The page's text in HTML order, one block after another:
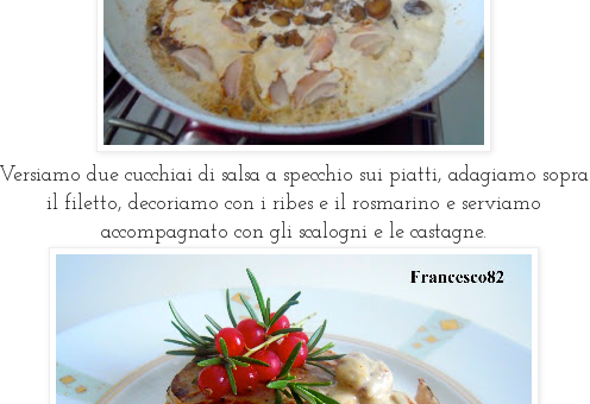
Versiamo due cucchiai di salsa a specchio sui piatti, adagiamo sopra
il filetto, decoriamo con i ribes e il rosmarino e serviamo
accompagnato con gli scalogni e le castagne.